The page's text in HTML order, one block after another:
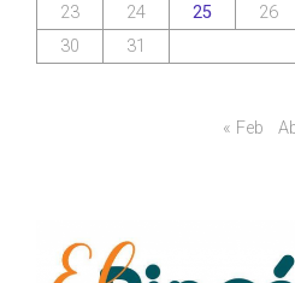
23
24 25 26
30
31
« Feb